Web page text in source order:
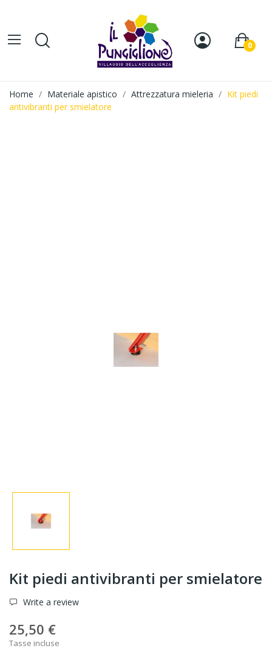
0
Home Materiale apistico Attrezzatura mieleria
Kit piedi
antivibranti per smielatore
Kit piedi antivibranti per smielatore
Write a review
25,50 €
Tasse incluse